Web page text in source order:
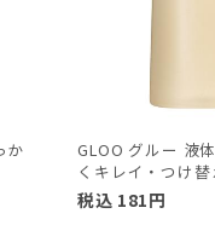
か
GLOO グルー 液
くキレイ・つけ替
税込 181円